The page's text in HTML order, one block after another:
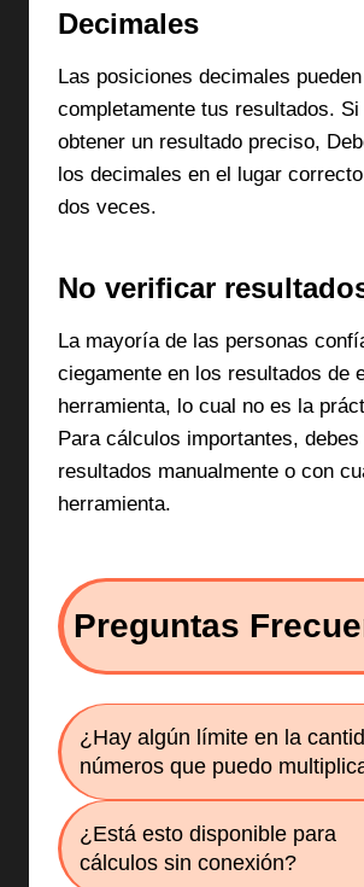
Decimales
Las posiciones decimales
completamente tus resultados. Si
obtener un resultado preciso,
los decimales en el lugar
dos veces.
No verificar
La mayoría de las personas
ciegamente en los resultados de
herramienta, lo cual no es la
Para cálculos importantes,
resultados manualmente o con
herramienta.
Preguntas
¿Hay algún límite en la
números que puedo
¿Está esto disponible para
cálculos sin conexión?